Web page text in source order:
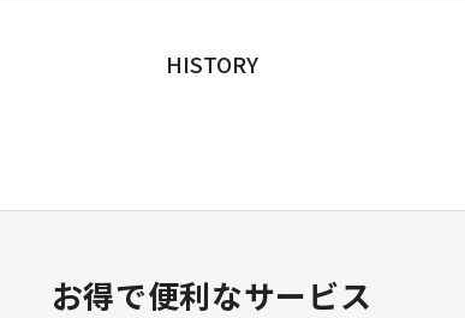
HISTORY
お得で便利なサービス